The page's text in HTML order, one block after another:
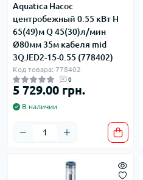
Aquatica Насос
центробежный 0.55 кВт H
65(49)м Q 45(30)л/мин
Ø80мм 35м кабеля mid
3QJED2-15-0.55 (778402)
Код товара: 778402
0
5 729.00 грн.
В наличии